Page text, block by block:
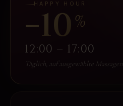
HAPPY HOUR
−10 %
12:00 – 17:00
Täglich, auf ausgewählte Massagen